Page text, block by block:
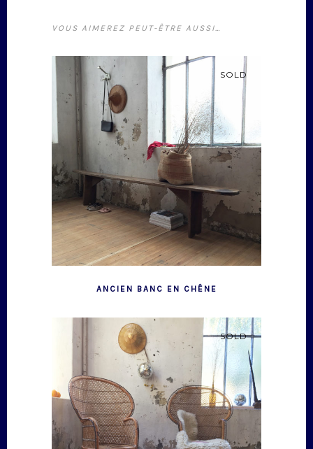
VOUS AIMEREZ PEUT-ÊTRE AUSSI…
SOLD
ANCIEN BANC EN CHÊNE
SOLD